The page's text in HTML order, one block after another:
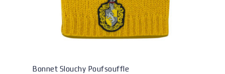
Bonnet Slouchy Poufsouffle